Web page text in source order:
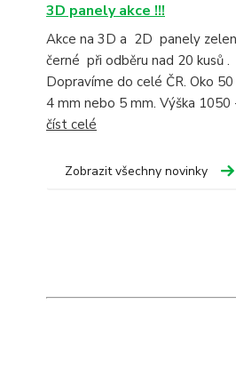
3D panely akce !!!
Akce na 3D a 2D panely
černé při odběru nad 20 kusů .
Dopravíme do celé ČR. Oko
4 mm nebo 5 mm. Výška 1050
číst celé
Zobrazit všechny novinky